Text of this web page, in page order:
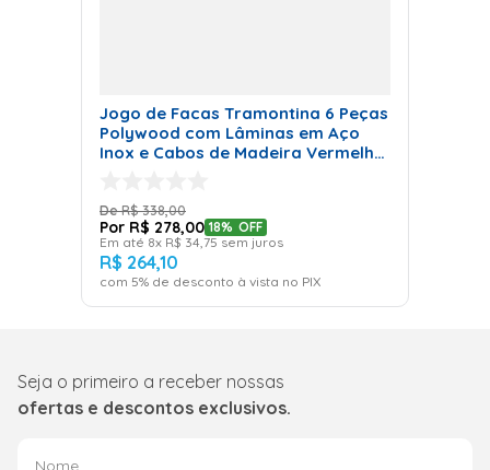
Jogo de Facas Tramontina 6 Peças
Polywood com Lâminas em Aço
Inox e Cabos de Madeira Vermelho
R$ 338,00
R$ 278,00 18% OFF
Em até 8x R$ 34 75sem juros
R$ 264,10
com 5% de desconto à vista no PIX
Seja o primeiro a receber nossas
ofertas e descontos exclusivos.